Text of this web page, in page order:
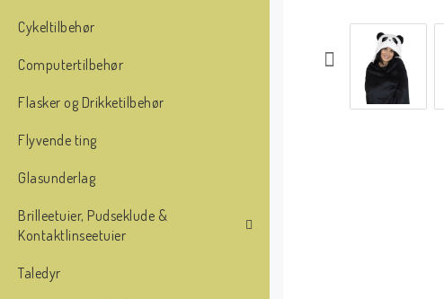
Cykeltilbehør
Computertilbehør
Flasker og Drikketilbehør
Flyvende ting
Glasunderlag
Brilleetuier, Pudseklude &
Kontaktlinseetuier
Taledyr